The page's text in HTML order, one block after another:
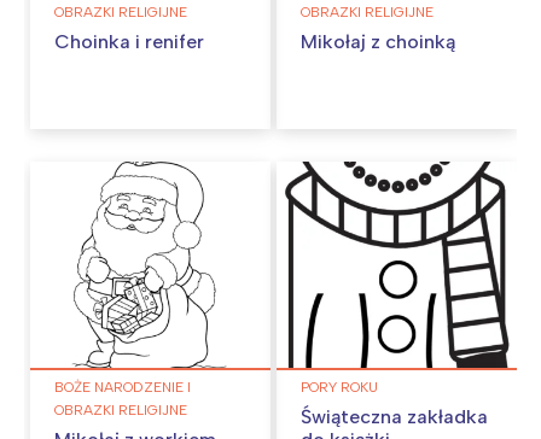
OBRAZKI RELIGIJNE
Choinka i renifer
OBRAZKI RELIGIJNE
Mikołaj z choinką
BOŻE NARODZENIE I
OBRAZKI RELIGIJNE
PORY ROKU
Świąteczna zakładka